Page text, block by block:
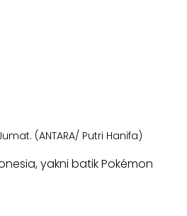
(ANTARA/ Putri Hanifa)
yakni batik Pokémon